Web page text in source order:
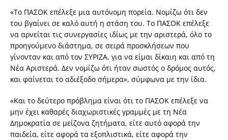
«Το ΠΑΣΟΚ επέλεξε μια αυτόνομη πορεία. Νομίζω ότι δεν
του βγαίνει σε καλό αυτή η στάση του. Το ΠΑΣΟΚ επέλεξε
να αρνείται τις συνεργασίες ιδίως με την αριστερά, όλο το
προηγούμενο διάστημα, σε σειρά προσκλήσεων που
γίνονταν και από τον ΣΥΡΙΖΑ, για να είμαι δίκαιη και από τη
Νέα Αριστερά. Δεν νομίζω ότι ήταν σωστός ο δρόμος αυτός,
και φαίνεται το αδιέξοδο σήμερα», σύμφωνα με την ίδια.
«Και το δεύτερο πρόβλημα είναι ότι το ΠΑΣΟΚ επέλεξε να
μην έχει καθαρές διαχωριστικές γραμμές με τη Νέα
Δημοκρατία σε μείζονα ζητήματα, είτε αυτό αφορά την
παιδεία, είτε αφορά τα εξοπλιστικά, είτε αφορά την